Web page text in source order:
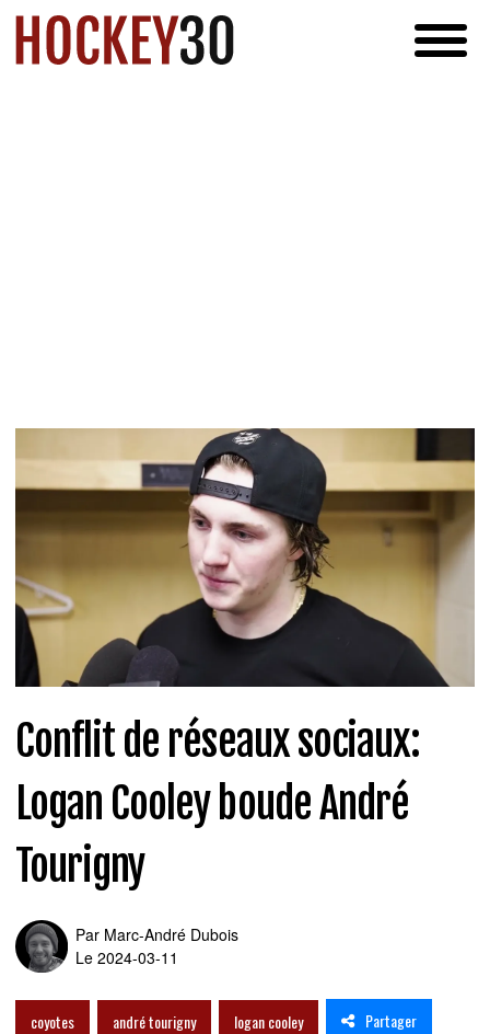
Conflit de réseaux sociaux:
Logan Cooley boude André
Tourigny
Par Marc-André Dubois
Le 2024-03-11
coyotes andré tourigny logan cooley Partager